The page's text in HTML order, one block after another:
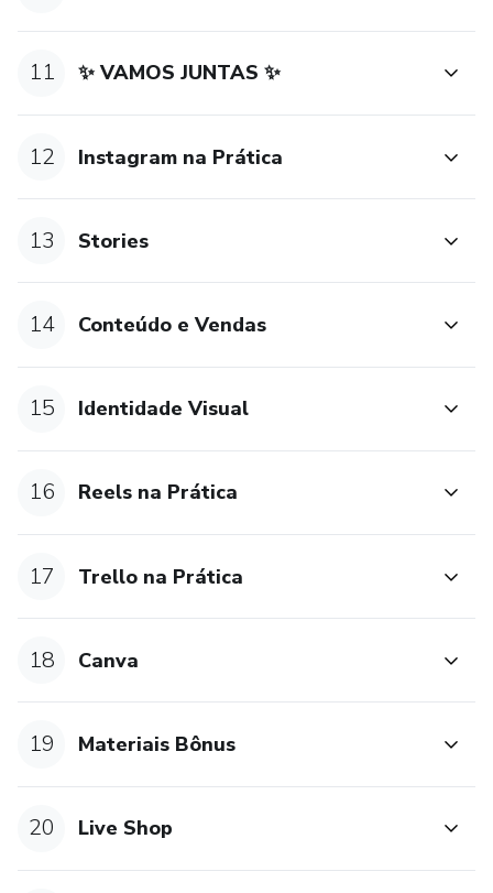
11 ✨ VAMOS JUNTAS ✨
12 Instagram na Prática
13 Stories
14 Conteúdo e Vendas
15 Identidade Visual
16 Reels na Prática
17 Trello na Prática
18 Canva
19 Materiais Bônus
20 Live Shop